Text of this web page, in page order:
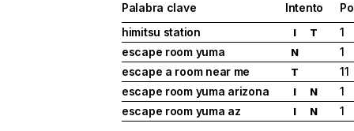
Palabra clave Intento
himitsu station
I T
1
escape room yuma
N
1
escape a room near me
T
11
escape room yuma arizona
I N
1
escape room yuma az
I N 1